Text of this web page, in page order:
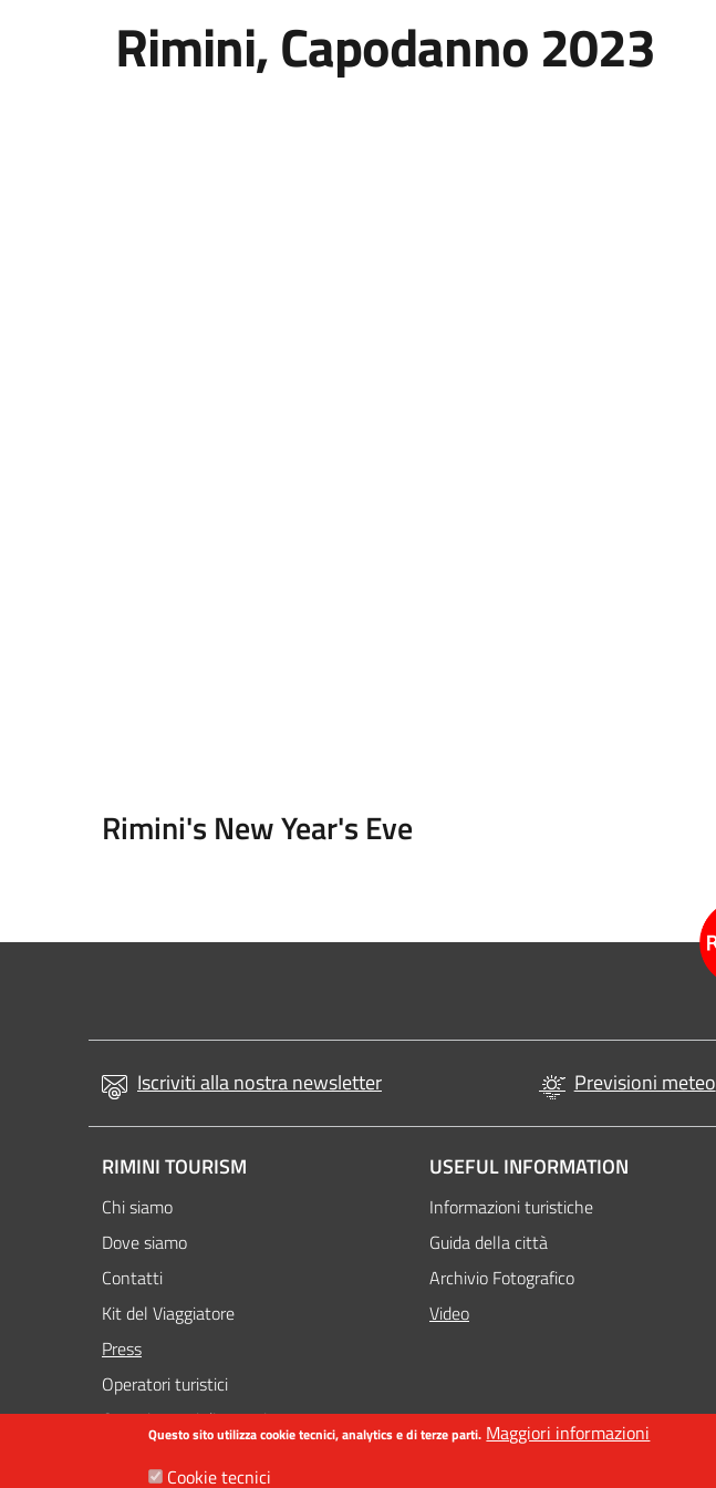
Rimini, Capodanno 2023
Rimini's New Year's Eve
Iscriviti alla nostra newsletter Previsioni meteo
RIMINI TOURISM
Chi siamo
Dove siamo
Contatti
Kit del Viaggiatore
Press
Operatori turistici
Organizzatori di eventi
USEFUL INFORMATION
Informazioni turistiche
Guida della città
Archivio Fotografico
Video
Questo sito utilizza cookie tecnici, analytics e di terze parti. Maggiori informazioni
Cookie tecnici